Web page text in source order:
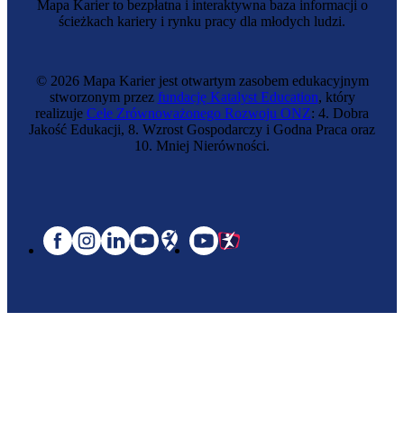
Mapa Karier to bezpłatna i interaktywna baza informacji o
ścieżkach kariery i rynku pracy dla młodych ludzi.
© 2026 Mapa Karier jest otwartym zasobem edukacyjnym
stworzonym przez fundację Katalyst Education, który
realizuje Cele Zrównoważonego Rozwoju ONZ: 4. Dobra
Jakość Edukacji, 8. Wzrost Gospodarczy i Godna Praca oraz
10. Mniej Nierówności.